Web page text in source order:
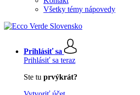
Všetky témy nápovedy
Prihlásiť sa
Prihlásiť sa teraz
Ste tu prvýkrát?